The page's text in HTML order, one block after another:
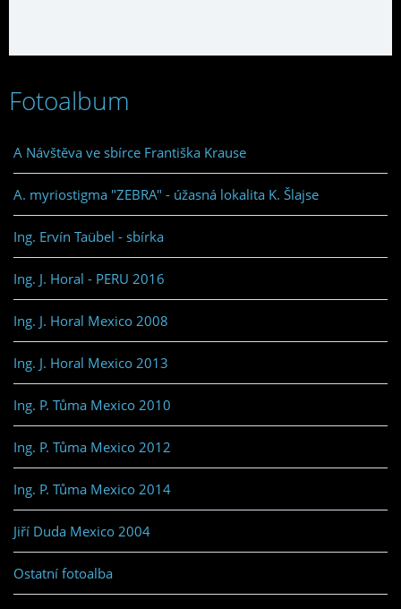
Fotoalbum
A Návštěva ve sbírce Františka Krause
A. myriostigma "ZEBRA" - úžasná lokalita K. Šlajse
Ing. Ervín Taübel - sbírka
Ing. J. Horal - PERU 2016
Ing. J. Horal Mexico 2008
Ing. J. Horal Mexico 2013
Ing. P. Tůma Mexico 2010
Ing. P. Tůma Mexico 2012
Ing. P. Tůma Mexico 2014
Jiří Duda Mexico 2004
Ostatní fotoalba